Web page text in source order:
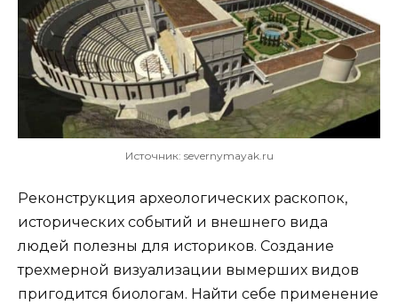
Источник: severnymayak.ru
Реконструкция археологических раскопок,
исторических событий и внешнего вида
людей полезны для историков. Создание
трехмерной визуализации вымерших видов
пригодится биологам. Найти себе применение